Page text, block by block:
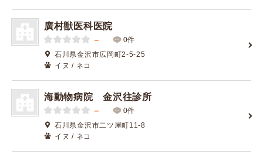
廣村獣医科医院
－
0件
石川県金沢市広岡町2-5-25
イヌ / ネコ
海動物病院 金沢往診所
－
0件
石川県金沢市二ツ屋町11-8
イヌ / ネコ